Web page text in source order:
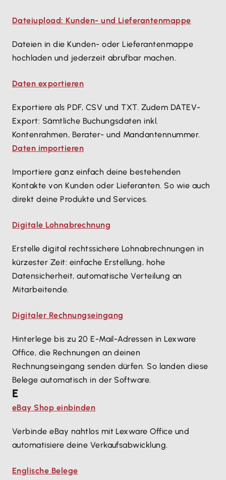
Dateiupload: Kunden- und Lieferantenmappe
Dateien in die Kunden- oder Lieferantenmappe
hochladen und jederzeit abrufbar machen.
Daten exportieren
Exportiere als PDF, CSV und TXT. Zudem DATEV-
Export: Sämtliche Buchungsdaten inkl.
Kontenrahmen, Berater- und Mandantennummer.
Daten importieren
Importiere ganz einfach deine bestehenden
Kontakte von Kunden oder Lieferanten. So wie auch
direkt deine Produkte und Services.
Digitale Lohnabrechnung
Erstelle digital rechtssichere Lohnabrechnungen in
kürzester Zeit: einfache Erstellung, hohe
Datensicherheit, automatische Verteilung an
Mitarbeitende.
Digitaler Rechnungseingang
Hinterlege bis zu 20 E-Mail-Adressen in Lexware
Office, die Rechnungen an deinen
Rechnungseingang senden dürfen. So landen diese
Belege automatisch in der Software.
E
eBay Shop einbinden
Verbinde eBay nahtlos mit Lexware Office und
automatisiere deine Verkaufsabwicklung.
Englische Belege